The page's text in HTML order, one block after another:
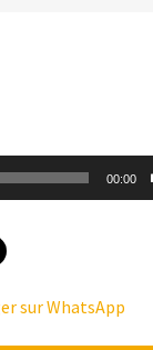
00:00
sur WhatsApp